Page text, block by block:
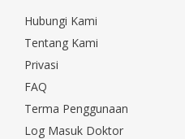
Hubungi Kami
Tentang Kami
Privasi
FAQ
Terma Penggunaan
Log Masuk Doktor